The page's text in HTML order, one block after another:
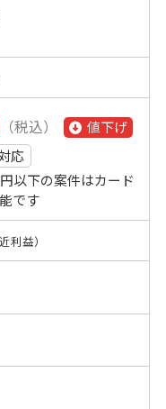
（税込）
値下げ
応
以下の案件はカード
です
利益）